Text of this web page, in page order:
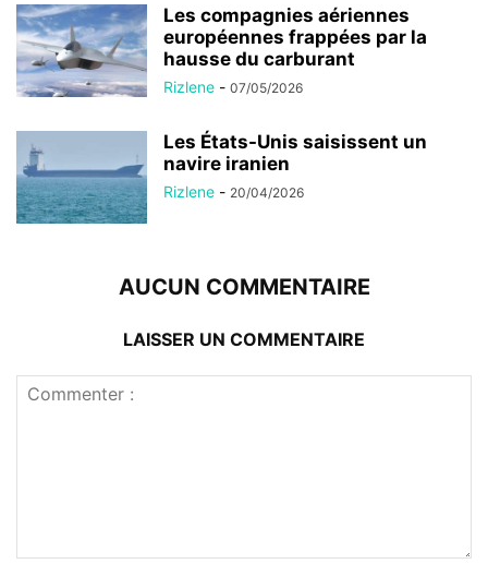
Les compagnies aériennes
européennes frappées par la
hausse du carburant
Rizlene - 07/05/2026
Les États-Unis saisissent un
navire iranien
Rizlene - 20/04/2026
AUCUN COMMENTAIRE
LAISSER UN COMMENTAIRE